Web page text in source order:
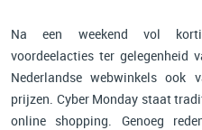
Na een weekend vol
voordeelacties ter gelegenheid
Nederlandse webwinkels ook
prijzen. Cyber Monday staat
online shopping. Genoeg